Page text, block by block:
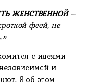
ЖЕНСТВЕННОЙ–
феей, не
с идеями
и
Я об этом